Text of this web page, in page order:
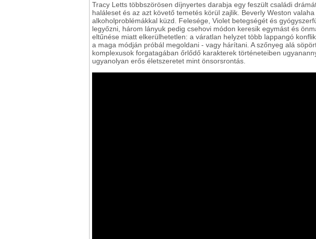
Tracy Letts többszörösen díjnyertes darabja egy feszült családi
haláleset és az azt követő temetés körül zajlik. Beverly Weston
alkoholproblémákkal küzd. Felesége, Violet betegségét és
legyőzni, három lányuk pedig csehovi módon keresik egymást és
eltűnése miatt elkerülhetetlen: a váratlan helyzet több lappangó
a maga módján próbál megoldani - vagy hárítani. A szőnyeg alá
komplexusok forgatagában őrlődő karakterek történeteiben
ugyanolyan erős életszeretet mint önsorsrontás.